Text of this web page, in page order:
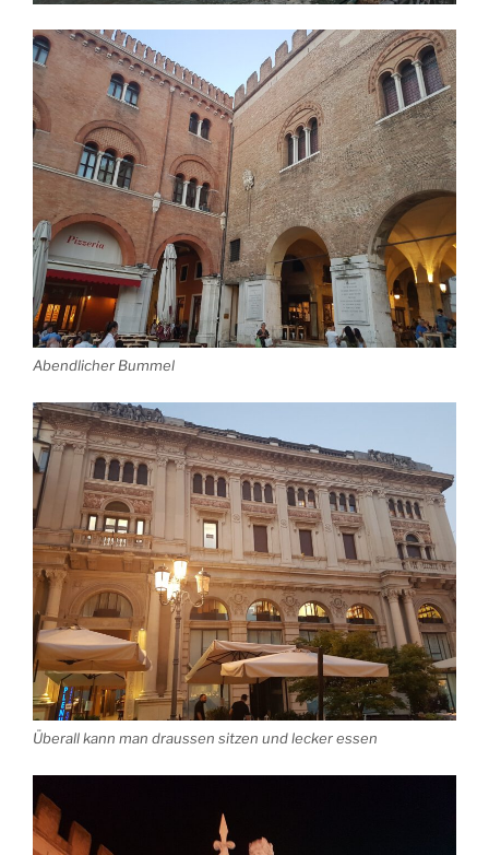
Abendlicher Bummel
Überall kann man draussen sitzen und lecker essen